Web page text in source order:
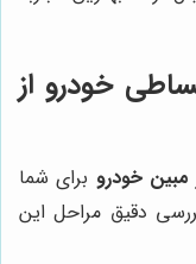
خودرو از
مبین خودرو برای شما
دقیق مراحل این